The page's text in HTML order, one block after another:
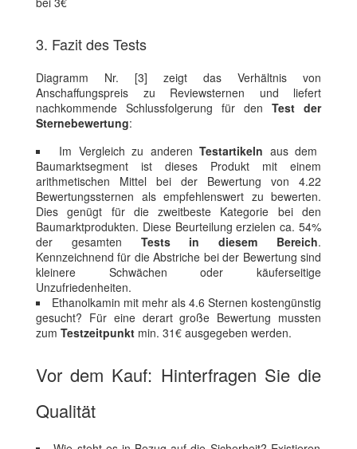
3. Fazit des Tests
Diagramm Nr. [3] zeigt das Verhältnis von
Anschaffungspreis zu Reviewsternen und liefert
nachkommende Schlussfolgerung für den Test der
Sternebewertung:
Im Vergleich zu anderenTestartikeln aus dem
Baumarktsegment ist dieses Produkt mit einem
arithmetischen Mittel bei der Bewertung von 4.22
Bewertungssternen als empfehlenswert zu bewerten.
Dies genügt für die zweitbeste Kategorie bei den
Baumarktprodukten. Diese Beurteilung erzielen ca. 54%
der gesamten Tests in diesem Bereich.
Kennzeichnend für die Abstriche bei der Bewertung sind
kleinere Schwächen oder käuferseitige
Unzufriedenheiten.
Ethanolkamin mit mehr als 4.6 Sternen kostengünstig
gesucht? Für eine derart große Bewertung mussten
zum Testzeitpunkt min. 31€ ausgegeben werden.
Vor dem Kauf: Hinterfragen Sie die
Qualität